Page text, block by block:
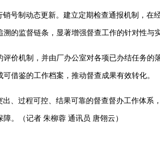
号制动态更新。建立定期检查通报机制，在
的监督链条，显著增强督查工作的针对性与实
价机制，并由厂办公室对各项已办结任务的
借鉴的工作档案，推动督查成果有效转化。
、过程可控、结果可靠的督查督办工作体系
。（记者 朱柳蓉 通讯员 唐翎云）